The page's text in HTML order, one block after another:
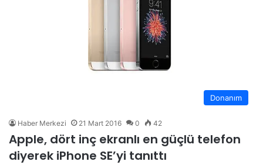
Donanım
Haber Merkezi 21 Mart 2016 0 42
Apple, dört inç ekranlı en güçlü telefon
diyerek iPhone SE’yi tanıttı